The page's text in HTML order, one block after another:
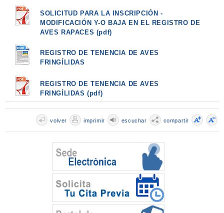
SOLICITUD PARA LA INSCRIPCIÓN -
MODIFICACIÓN Y-O BAJA EN EL REGISTRO DE
AVES RAPACES (pdf)
REGISTRO DE TENENCIA DE AVES
FRINGÍLIDAS
REGISTRO DE TENENCIA DE AVES
FRINGÍLIDAS (pdf)
compartir
escuchar
imprimir
volver